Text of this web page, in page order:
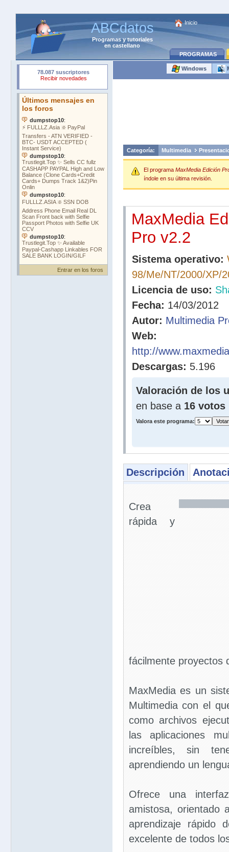
ABCdatos
Programasytutoriales
en castellano
Inicio
PROGRAMAS
Entrar en los foros
Windows
Categoría: Multimedia
El programa MaxMedia Edición
índole en su última revisión.
MaxMedia
Pro v2.2
Sistema operativo:
98/Me/NT/2000/XP/
Licencia de uso:
Fecha: 14/03/2012
Autor: Multimedia
Web:
http://
Descargas: 5.196
Valoración de los
en base a 16 votos
Valora este programa:
Descripción
Crea
rápida y
fácilmente proyectos
MaxMedia es un
Multimedia con el
como archivos
las aplicaciones
increíbles, sin
aprendiendo un
Ofrece una
amistosa, orientado
aprendizaje rápido
excelente de todos